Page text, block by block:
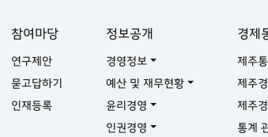
참여마당
연구제안
묻고답하기
인재등록
정보공개
경영정보
예산 및 재무현황
윤리경영
인권경영
경제
제주
제주
제주
통계